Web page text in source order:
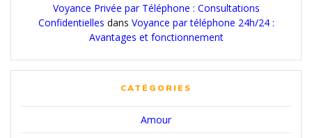
Voyance Privée par Téléphone : Consultations
Confidentielles dans Voyance par téléphone 24h/24 :
Avantages et fonctionnement
CATÉGORIES
Amour